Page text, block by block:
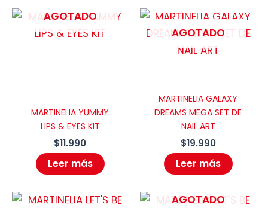
AGOTADO
MARTINELIA YUMMY
LIPS & EYES KIT
$11.990
Leer más
AGOTADO
MARTINELIA GALAXY
DREAMS MEGA SET DE
NAIL ART
$19.990
Leer más
AGOTADO